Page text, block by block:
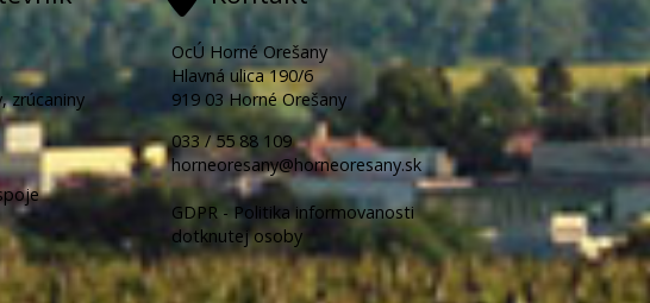
zrúcaniny
OcÚ Horné Orešany
Hlavná ulica 190/6
919 03 Horné Orešany
033 / 55 88 109
horneoresany@horneoresany.sk
GDPR - Politika informovanosti
dotknutej osoby